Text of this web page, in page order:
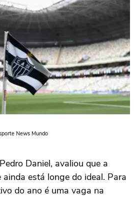
News Mundo
Daniel, avaliou que a
está longe do ideal. Para
do ano é uma vaga na